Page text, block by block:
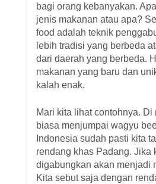
bagi orang kebanyakan.
jenis makanan atau apa?
food adalah teknik
lebih tradisi yang berbeda
dari daerah yang berbeda.
makanan yang baru dan
kalah enak.
Mari kita lihat contohnya. Di
biasa menjumpai wagyu
Indonesia sudah pasti kita
rendang khas Padang. Jika
digabungkan akan menjadi
Kita sebut saja dengan